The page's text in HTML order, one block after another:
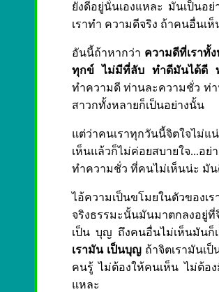
ยังดีอยู่นั่นเองแหละ มันเป็นอ
เราทำ ความดีจริง ถ้าคนอื่นเ
อันนี้ถ้าหากว่า ความดีที่เราทั้
ทุกข์ ไม่มีที่ลับ ทำดีมันได้ดี
ทำความดี ท่านละความชั่ว ท่
สาวกทั้งหลายก็เป็นอย่างนั้น
แต่ว่าคนเราทุกวันนี้จิตใจไม่
เห็นแล้วก็ไม่ค่อยสบายใจ...อ
ทำความชั่ว ที่คนไม่เห็นน่ะ มัน
ไอ้ความเป็นขโมยในตัวของเ
จริงธรรมะนั้นมันมาตกลงอยู่
เป็น บุญ ถึงคนอื่นไม่เห็นมันก็
เรามัน เป็นบุญ ถ้าจิตเรามันเ
คนรู้ ไม่ต้องให้คนเห็น ไม่ต้อง
แหละ